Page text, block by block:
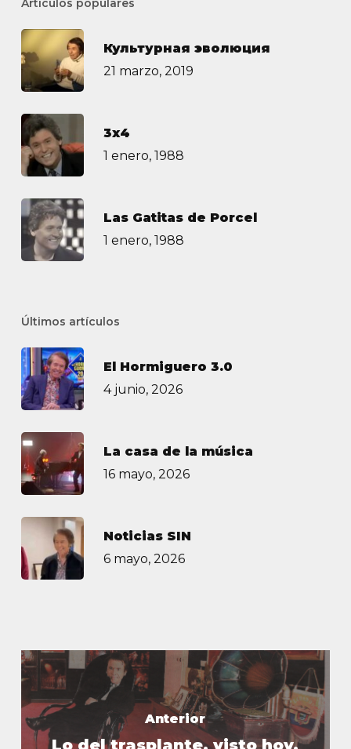
Artículos populares
Культурная эволюция
21 marzo, 2019
3х4
1 enero, 1988
Las Gatitas de Porcel
1 enero, 1988
Últimos artículos
El Hormiguero 3.0
4 junio, 2026
La casa de la música
16 mayo, 2026
Noticias SIN
6 mayo, 2026
Anterior